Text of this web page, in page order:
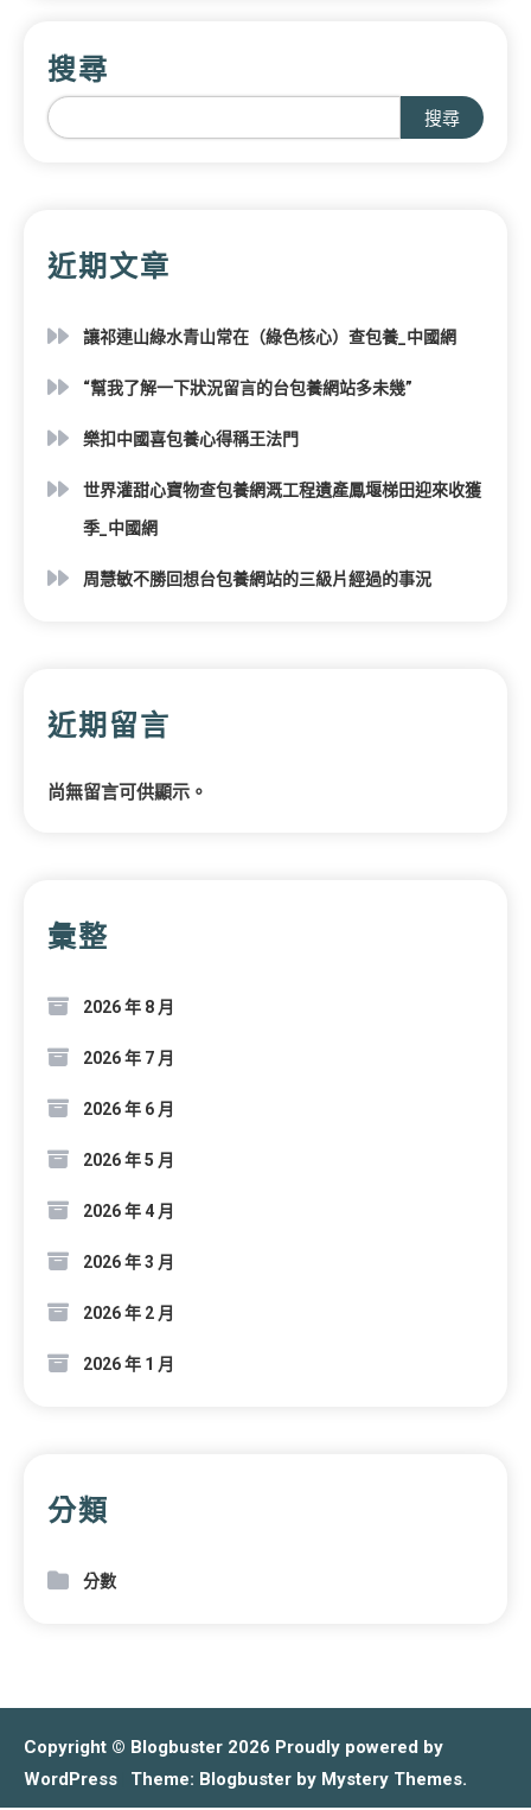
搜尋
搜尋
近期文章
讓祁連山綠水青山常在（綠色核心）查包養_中國網
“幫我了解一下狀況留言的台包養網站多未幾”
樂扣中國喜包養心得稱王法門
世界灌甜心寶物查包養網溉工程遺產鳳堰梯田迎來收獲
季_中國網
周慧敏不勝回想台包養網站的三級片經過的事況
近期留言
尚無留言可供顯示。
彙整
2026 年 8 月
2026 年 7 月
2026 年 6 月
2026 年 5 月
2026 年 4 月
2026 年 3 月
2026 年 2 月
2026 年 1 月
分類
分數
Copyright © Blogbuster 2026 Proudly powered by
WordPress
Theme: Blogbuster by Mystery Themes.